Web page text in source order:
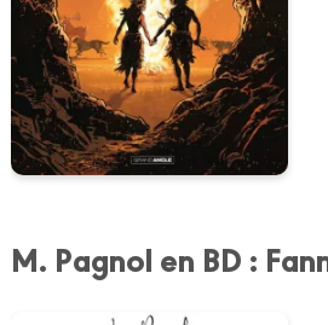
M. Pagnol en BD :